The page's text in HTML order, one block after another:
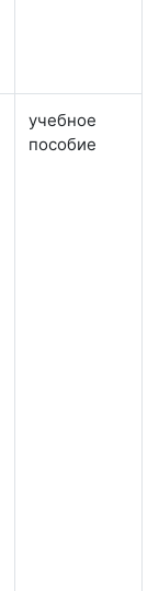
учебное
пособие